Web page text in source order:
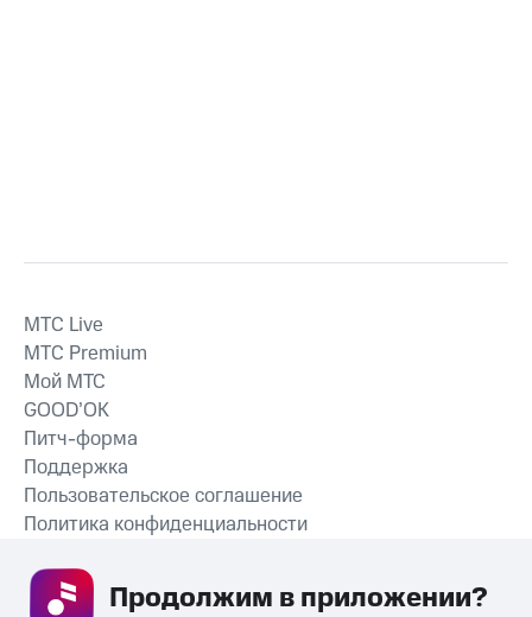
СКАЧАТЬ ПРИЛОЖЕНИЕ
MTС Live
MTС Premium
Мой МТС
GOOD’OK
Питч-форма
Поддержка
Пользовательское соглашение
Политика конфиденциальности